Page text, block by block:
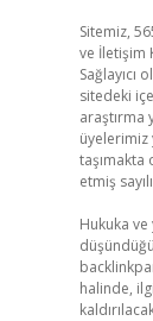
Sitemiz,
ve İletişim
Sağlayıcı
sitedeki
araştırma
üyelerimiz
taşımakta
etmiş
Hukuka
halinde,